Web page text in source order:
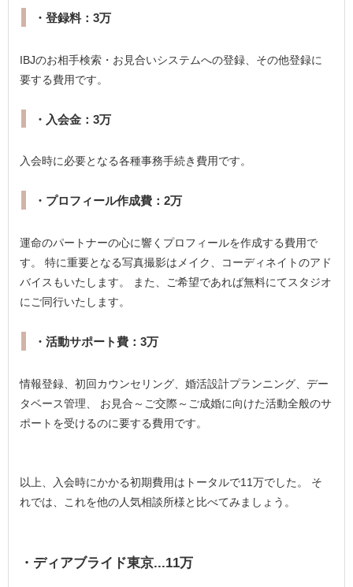
・登録料：3万
IBJのお相手検索・お見合いシステムへの登録、その他登録に
要する費用です。
・入会金：3万
入会時に必要となる各種事務手続き費用です。
・プロフィール作成費：2万
運命のパートナーの心に響くプロフィールを作成する費用で
す。 特に重要となる写真撮影はメイク、コーディネイトのアド
バイスもいたします。 また、ご希望であれば無料にてスタジオ
にご同行いたします。
・活動サポート費：3万
情報登録、初回カウンセリング、婚活設計プランニング、デー
タベース管理、 お見合～ご交際～ご成婚に向けた活動全般のサ
ポートを受けるのに要する費用です。
以上、入会時にかかる初期費用はトータルで11万でした。 そ
れでは、これを他の人気相談所様と比べてみましょう。
・ディアブライド東京...11万